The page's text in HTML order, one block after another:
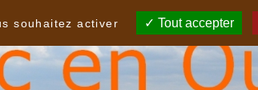
souhaitez activer
Tout accepter